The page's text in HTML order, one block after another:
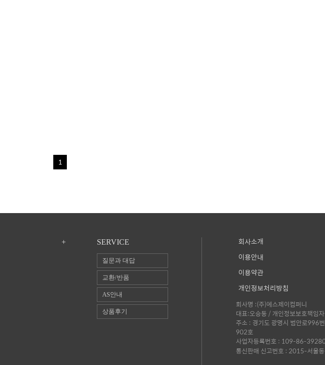
1
+ SERVICE
질문과 대답
교환/반품
AS안내
상품후기
회사소개
이용안내
이용약관
개인정보처리방침
회사명 :(주)에스제이컴퍼니
대표:오승동 / 개인정보보호책임
주소 : 경기도 광명시 범안로996
902호
사업자등록번호 : 109-86-
통신판매 신고번호 : 2015-서울